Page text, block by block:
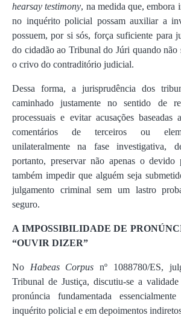
hearsay testimony, na medida que, embora
no inquérito policial possam auxiliar a
possuem, por si sós, força suficiente para
do cidadão ao Tribunal do Júri quando não
o crivo do contraditório judicial.
Dessa forma, a jurisprudência dos
caminhado justamente no sentido de
processuais e evitar acusações baseadas
comentários de terceiros ou
unilateralmente na fase investigativa,
portanto, preservar não apenas o devido
também impedir que alguém seja
julgamento criminal sem um lastro
seguro.
A IMPOSSIBILIDADE DE
“OUVIR DIZER”
No Habeas Corpus nº 1088780/ES,
Tribunal de Justiça, discutiu-se a
pronúncia fundamentada
inquérito policial e em depoimentos